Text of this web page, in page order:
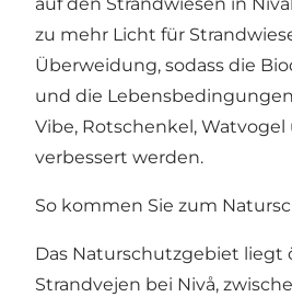
zu mehr Licht für
Überweidung, sodass die
und die
Vibe, Rotschenkel,
verbessert werden.
So kommen Sie zum
Das Naturschutzgebiet liegt
Strandvejen bei Nivå,